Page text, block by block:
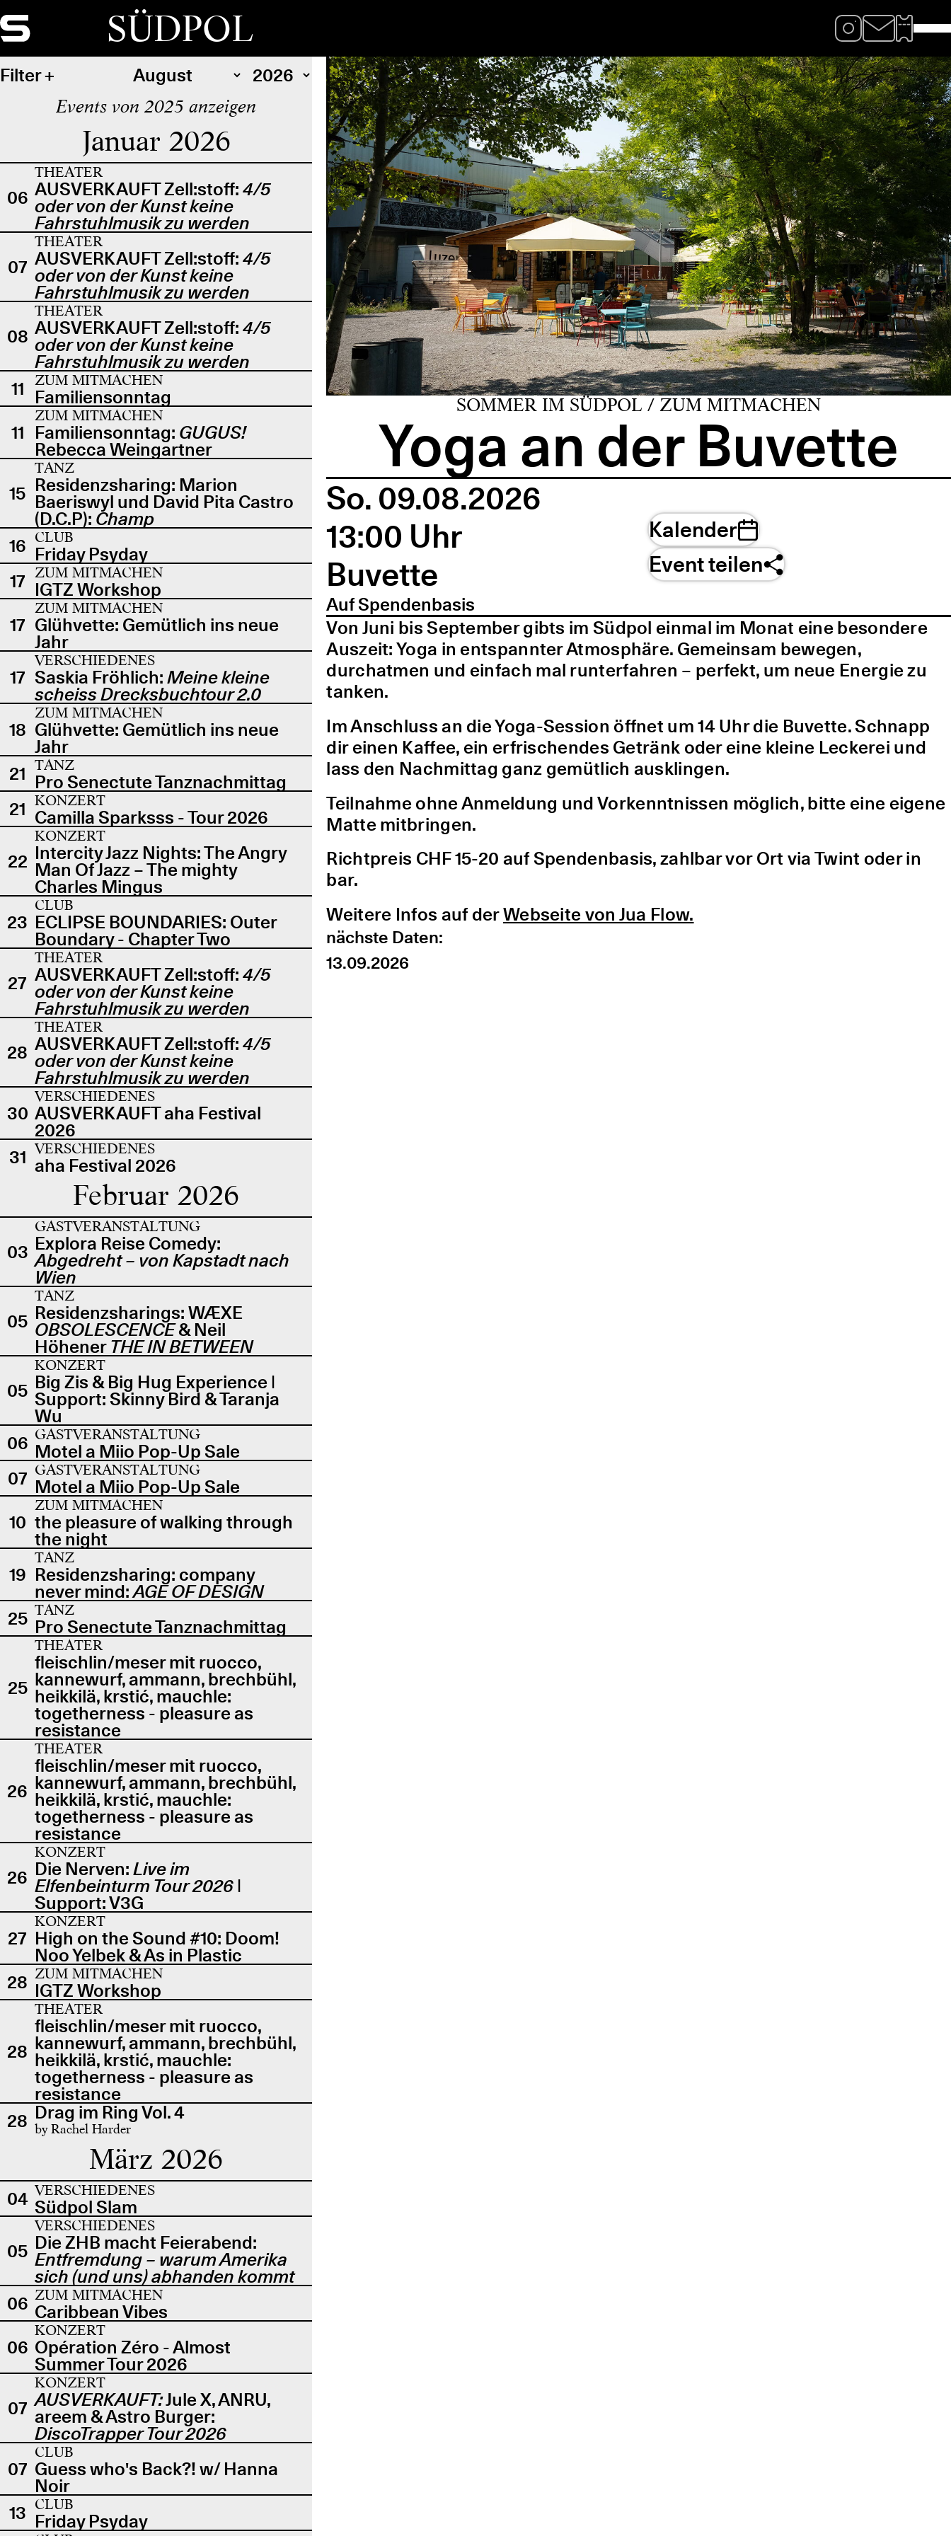
SÜDPOL
Filter
Events von 2025 anzeigen
Januar 2026
06
THEATER
AUSVERKAUFT Zell:stoff: 4/5
oder von der Kunst keine
Fahrstuhlmusik zu werden
07
THEATER
AUSVERKAUFT Zell:stoff: 4/5
oder von der Kunst keine
Fahrstuhlmusik zu werden
08
THEATER
AUSVERKAUFT Zell:stoff: 4/5
oder von der Kunst keine
Fahrstuhlmusik zu werden
11
ZUM MITMACHEN
Familiensonntag
11
ZUM MITMACHEN
Familiensonntag: GUGUS!
Rebecca Weingartner
15
TANZ
Residenzsharing: Marion
Baeriswyl und David Pita Castro
(D.C.P): Champ
16 CLUB
Friday Psyday
17 ZUM MITMACHEN
IGTZ Workshop
17
ZUM MITMACHEN
Glühvette: Gemütlich ins neue
Jahr
17
VERSCHIEDENES
Saskia Fröhlich: Meine kleine
scheiss Drecksbuchtour 2.0
18
ZUM MITMACHEN
Glühvette: Gemütlich ins neue
Jahr
21 TANZ
Pro Senectute Tanznachmittag
21 KONZERT
Camilla Sparksss - Tour 2026
22
KONZERT
Intercity Jazz Nights: The Angry
Man Of Jazz – The mighty
Charles Mingus
23
CLUB
ECLIPSE BOUNDARIES: Outer
Boundary - Chapter Two
27
THEATER
AUSVERKAUFT Zell:stoff: 4/5
oder von der Kunst keine
Fahrstuhlmusik zu werden
28
THEATER
AUSVERKAUFT Zell:stoff: 4/5
oder von der Kunst keine
Fahrstuhlmusik zu werden
30
VERSCHIEDENES
AUSVERKAUFT aha Festival
2026
31 VERSCHIEDENES
aha Festival 2026
Februar 2026
03
GASTVERANSTALTUNG
Explora Reise Comedy:
Abgedreht – von Kapstadt nach
Wien
05
TANZ
Residenzsharings: WÆXE
OBSOLESCENCE& Neil
Höhener THE IN BETWEEN
05
KONZERT
Big Zis & Big Hug Experience |
Support: Skinny Bird & Taranja
Wu
06 GASTVERANSTALTUNG
Motel a Miio Pop-Up Sale
07 GASTVERANSTALTUNG
Motel a Miio Pop-Up Sale
10
ZUM MITMACHEN
the pleasure of walking through
the night
19
TANZ
Residenzsharing: company
never mind:AGE OF DESIGN
25 TANZ
Pro Senectute Tanznachmittag
25
THEATER
fleischlin/meser mit ruocco,
kannewurf, ammann, brechbühl,
heikkilä, krstić, mauchle:
togetherness - pleasure as
resistance
26
THEATER
fleischlin/meser mit ruocco,
kannewurf, ammann, brechbühl,
heikkilä, krstić, mauchle:
togetherness - pleasure as
resistance
26
KONZERT
Die Nerven:Live im
Elfenbeinturm Tour 2026 |
Support: V3G
27
KONZERT
High on the Sound #10: Doom!
Noo Yelbek & As in Plastic
28 ZUM MITMACHEN
IGTZ Workshop
28
THEATER
fleischlin/meser mit ruocco,
kannewurf, ammann, brechbühl,
heikkilä, krstić, mauchle:
togetherness - pleasure as
resistance
28 Drag im Ring Vol. 4
by Rachel Harder
März 2026
04 VERSCHIEDENES
Südpol Slam
05
VERSCHIEDENES
Die ZHB macht Feierabend:
Entfremdung – warum Amerika
sich (und uns) abhanden kommt
06 ZUM MITMACHEN
Caribbean Vibes
06
KONZERT
Opération Zéro - Almost
Summer Tour 2026
07
KONZERT
AUSVERKAUFT:Jule X, ANRU,
areem & Astro Burger:
DiscoTrapper Tour 2026
07
CLUB
Guess who's Back?! w/ Hanna
Noir
13 CLUB
Friday Psyday
SOMMER IM SÜDPOL / ZUM MITMACHEN
Yoga an der Buvette
So. 09.08.2026
13:00 Uhr
Buvette
Auf Spendenbasis
Kalender
Event teilen
Von Juni bis September gibts im Südpol einmal im Monat eine besondere
Auszeit: Yoga in entspannter Atmosphäre. Gemeinsam bewegen,
durchatmen und einfach mal runterfahren – perfekt, um neue Energie zu
tanken.
Im Anschluss an die Yoga-Session öffnet um 14 Uhr die Buvette. Schnapp
dir einen Kaffee, ein erfrischendes Getränk oder eine kleine Leckerei und
lass den Nachmittag ganz gemütlich ausklingen.
Teilnahme ohne Anmeldung und Vorkenntnissen möglich, bitte eine eigene
Matte mitbringen.
Richtpreis CHF 15-20 auf Spendenbasis, zahlbar vor Ort via Twint oder in
bar.
Weitere Infos auf derWebseite von Jua Flow.
nächste Daten:
13.09.2026